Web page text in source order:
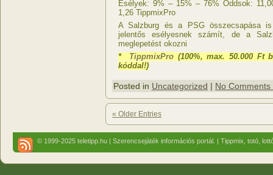
Esélyek: 9% – 15% – 76% Oddsok:
1,26 TippmixPro
A Salzburg és a PSG összecsapása
jelentős esélyesnek számít, de a
meglepetést okozni
* TippmixPro (100%, max. 50.000 Ft
kóddal!)
Posted in Uncategorized | No Comments
« Older Entries
© 1999-2025 teletipp.hu | Szerencsejáték információs portál. | Tippmix, totó,